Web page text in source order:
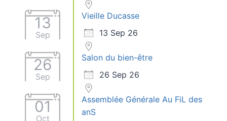
13
Sep
Vieille Ducasse
13 Sep 26
26
Sep
Salon du bien-être
26 Sep 26
01
Oct
Assemblée Générale Au FiL des
anS